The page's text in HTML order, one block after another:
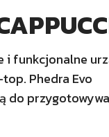
i funkcjonalne
Phedra Evo
do